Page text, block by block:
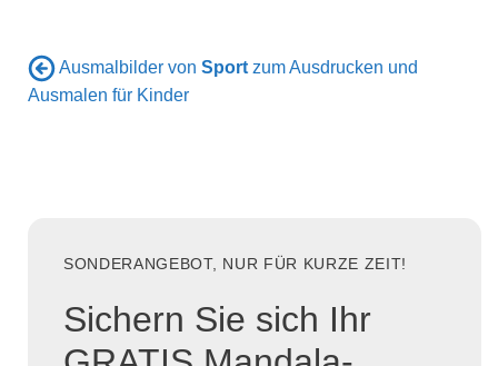
Ausmalbilder von Sport zum Ausdrucken und
Ausmalen für Kinder
SONDERANGEBOT, NUR FÜR KURZE ZEIT!
Sichern Sie sich Ihr